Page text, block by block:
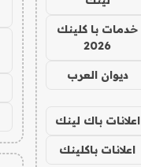
خدمات با كلينك
2026
ديوان العرب
اعلانات باك لينك
اعلانات باكلينك